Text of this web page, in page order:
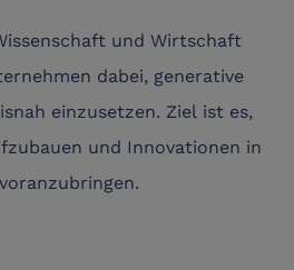
und Wirtschaft
dabei, generative
einzusetzen. Ziel ist es,
und Innovationen in